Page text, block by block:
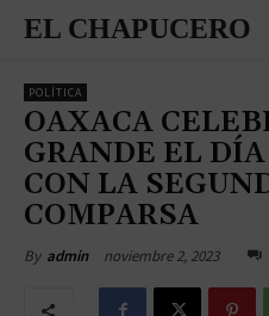
EL CHAPUCERO
POLÍTICA
OAXACA
GRANDE EL
CON LA
COMPARSA
By admin noviembre 2, 2023